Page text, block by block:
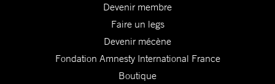
Devenir membre
Faire un legs
Devenir mécène
Fondation Amnesty International France
Boutique